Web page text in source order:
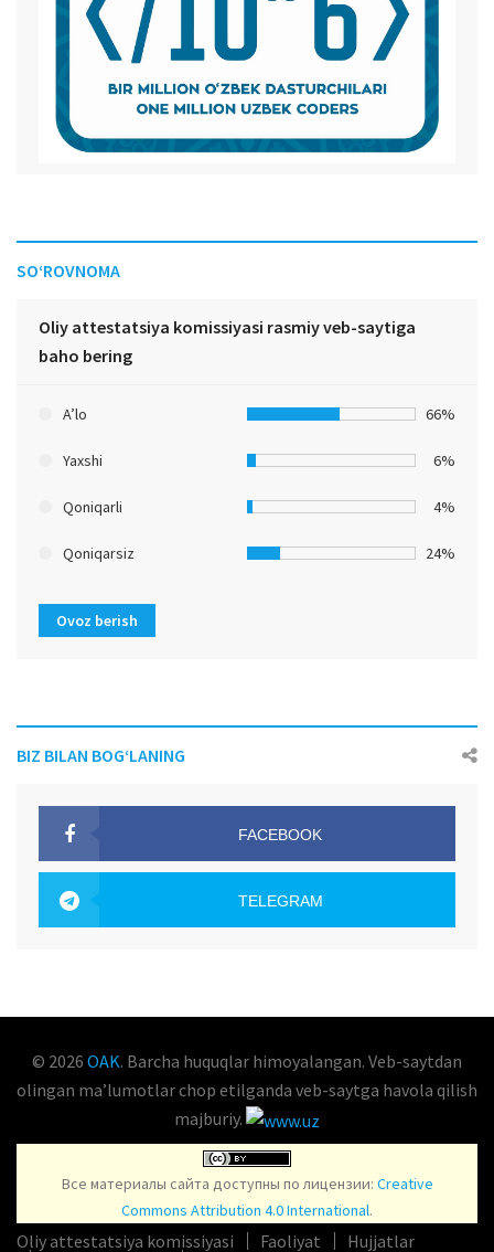
SO‘ROVNOMA
Oliy attestatsiya komissiyasi rasmiy veb-saytiga
baho bering
A’lo 66%
Yaxshi 6%
Qoniqarli 4%
Qoniqarsiz 24%
Ovoz berish
BIZ BILAN BOG‘LANING
FACEBOOK
TELEGRAM
© 2026 OAK. Barcha huquqlar himoyalangan. Veb-saytdan
olingan maʼlumotlar chop etilganda veb-saytga havola qilish
majburiy.
Все материалы сайта доступны по лицензии: Creative
Commons Attribution 4.0 International.
Oliy attestatsiya komissiyasi Faoliyat
Hujjatlar